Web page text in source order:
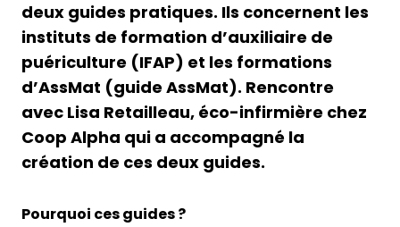
deux guides pratiques. Ils concernent les
instituts de formation d’auxiliaire de
puériculture (IFAP) et les formations
d’AssMat (guide AssMat). Rencontre
avec Lisa Retailleau, éco-infirmière chez
Coop Alpha qui a accompagné la
création de ces deux guides.
Pourquoi ces guides ?